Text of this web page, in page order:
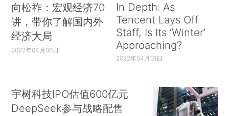
向松祚：宏观经济70
讲，带你了解国内外
经济大局
2022年04月06日
In Depth: As
Tencent Lays Off
Staff, Is Its ‘Winter’
Approaching?
2022年04月01日
宇树科技IPO估值600亿元
DeepSeek参与战略配售